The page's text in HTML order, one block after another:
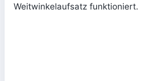
Weitwinkelaufsatz funktioniert.